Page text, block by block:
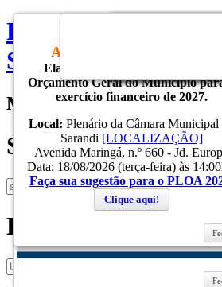
Prefeitura do
Sarandi
Menu
Search
Login
AUDIÊNCIA PÚBLICA
Elaboração do Projeto de Lei do
Orçamento Geral do Município
exercício financeiro de 2027.
Local: Plenário da Câmara Municipal
Sarandi [LOCALIZAÇÃO]
Avenida Maringá, n.º 660 - Jd.
Data: 18/08/2026 (terça-feira) às
Faça sua sugestão para o PLOA
Clique aqui!